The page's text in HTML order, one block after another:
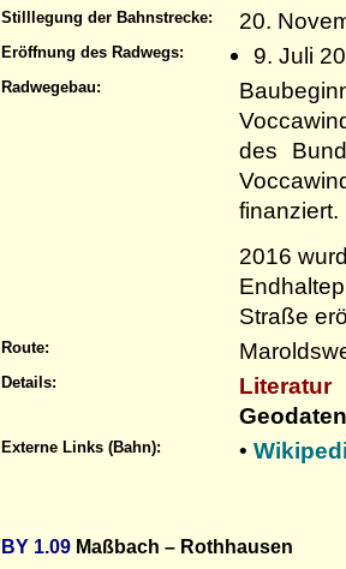
Stilllegung der Bahnstrecke: 20.
Eröffnung des Radwegs: 9. Juli
Radwegebau:
des
2016
Straße
Route:
Details:
Literatur
Externe Links (Bahn): •
BY 1.09 Maßbach – Rothhausen